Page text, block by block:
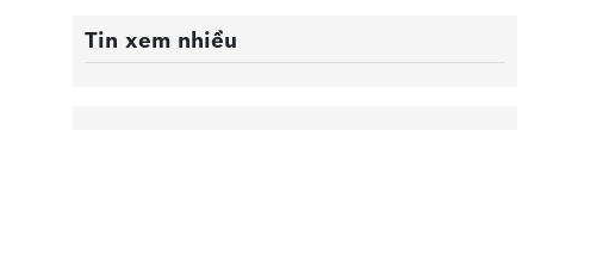
Tin xem nhiều